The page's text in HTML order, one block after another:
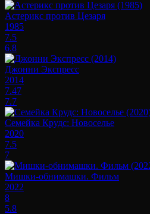
Астерикс против Цезаря
1985
7.5
6.8
Джонни Экспресс
2014
7.47
7.7
Семейка Крудс: Новоселье
2020
7.5
7
Мишки-обнимашки. Фильм
2022
8
5.8